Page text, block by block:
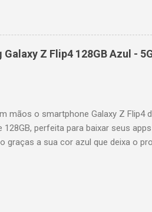
profundo em cada cena.
fluidos. Taxa de atualização
fluidez e resposta imediata.
e acesso a aplicativos como
Z Flip4 128GB Azul -
mãos o smartphone Galaxy Z Flip4
128GB, perfeita para baixar seus
graças a sua cor azul que deixa o
mais pesadas de forma rápida e